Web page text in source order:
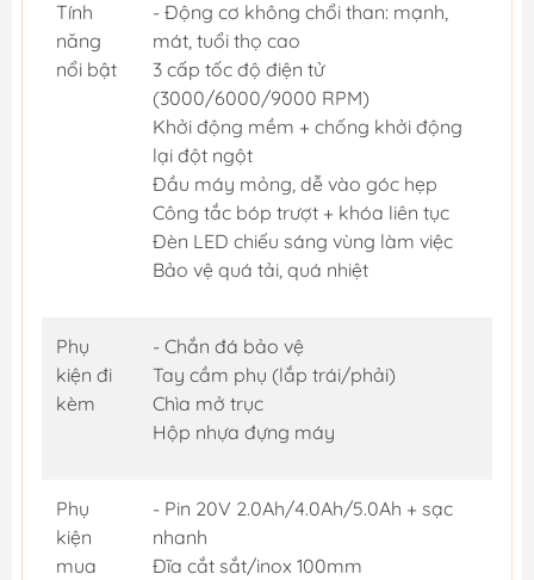
Tính
năng
nổi bật
- Động cơ không chổi than: mạnh,
mát, tuổi thọ cao
3 cấp tốc độ điện tử
(3000/6000/9000 RPM)
Khởi động mềm + chống khởi động
lại đột ngột
Đầu máy mỏng, dễ vào góc hẹp
Công tắc bóp trượt + khóa liên tục
Đèn LED chiếu sáng vùng làm việc
Bảo vệ quá tải, quá nhiệt
Phụ
kiện đi
kèm
- Chắn đá bảo vệ
Tay cầm phụ (lắp trái/phải)
Chìa mở trục
Hộp nhựa đựng máy
Phụ
kiện
mua
- Pin 20V 2.0Ah/4.0Ah/5.0Ah + sạc
nhanh
Đĩa cắt sắt/inox 100mm